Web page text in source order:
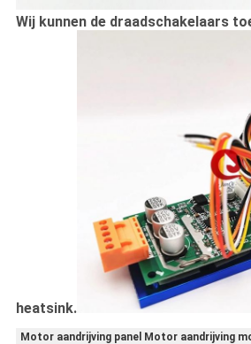
Wij kunnen de draadschakelaars
heatsink.
Motor aandrijving panel Motor aandrijving